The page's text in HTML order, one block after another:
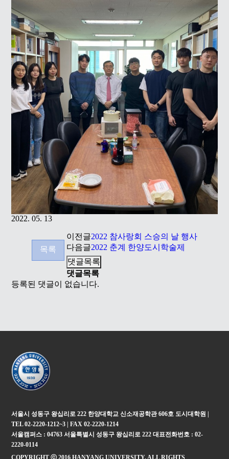
2022. 05. 13
목록
이전글2022 참사랑회 스승의 날 행사
다음글2022 춘계 한양도시학술제
댓글목록
댓글목록
등록된 댓글이 없습니다.
서울시 성동구 왕십리로 222 한양대학교 신소재공학관 606호 도시대학원 |
TEL 02-2220-1212~3 | FAX 02-2220-1214
서울캠퍼스 : 04763 서울특별시 성동구 왕십리로 222 대표전화번호 : 02-
2220-0114
COPYRIGHT ⓒ 2016 HANYANG UNIVERSITY. ALL RIGHTS